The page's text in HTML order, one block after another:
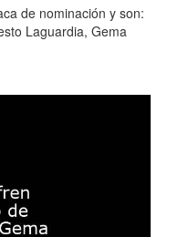
de nominación y son:
Laguardia, Gema